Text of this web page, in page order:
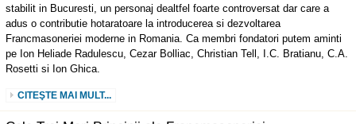
stabilit in Bucuresti, un personaj dealtfel foarte controversat dar care a
adus o contributie hotaratoare la introducerea si dezvoltarea
Francmasoneriei moderne in Romania. Ca membri fondatori putem aminti
pe Ion Heliade Radulescu, Cezar Bolliac, Christian Tell, I.C. Bratianu, C.A.
Rosetti si Ion Ghica.
CITEŞTE MAI MULT...